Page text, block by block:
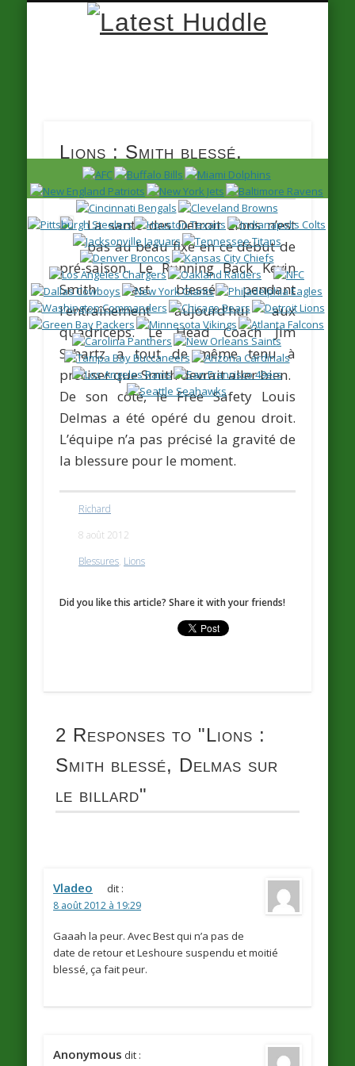
Lions : Smith blessé,
Delmas sur le billard
La santé des Detroit Lions n’est
pas au beau fixe en ce début de
pré-saison. Le Running BackKevin
Smiths’est blessé pendant
l’entraînement aujourd’hui aux
quadriceps. Le Head Coach Jim
Schartz a tout de même tenu à
préciser que Smith devrait aller bien.
De son côté, le Free Safety Louis
Delmas a été opéré du genou droit.
L’équipe n’a pas précisé la gravité de
la blessure pour le moment.
Richard
8 août 2012
Blessures, Lions
Did you like this article? Share it with your friends!
2 Responses to "Lions :
Smith blessé, Delmas sur
le billard"
Vladeo dit :
8 août 2012 à 19:29
Gaaah la peur. Avec Best qui n’a pas de
date de retour et Leshoure suspendu et moitié
blessé, ça fait peur.
Anonymous dit :